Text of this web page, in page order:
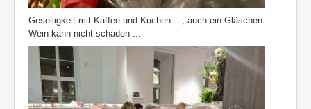
Geselligkeit mit Kaffee und Kuchen ..., auch ein Gläschen
Wein kann nicht schaden ...